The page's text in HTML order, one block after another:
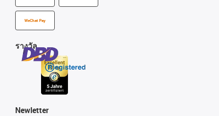
WeChat Pay
รางวัล
Newletter